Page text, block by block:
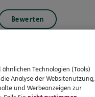
Bewerten
interessieren
Technologien (Tools)
Analyse der Websitenutzung,
und Werbeanzeigen zur